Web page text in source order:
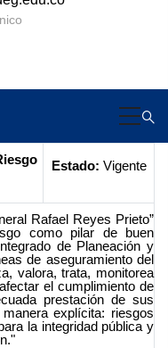
Estado: Vigente
Rafael Reyes Prieto”
como pilar de buen
de Planeación y
de aseguramiento del
valora, trata, monitorea
el cumplimiento de
prestación de sus
explícita: riesgos
la integridad pública y